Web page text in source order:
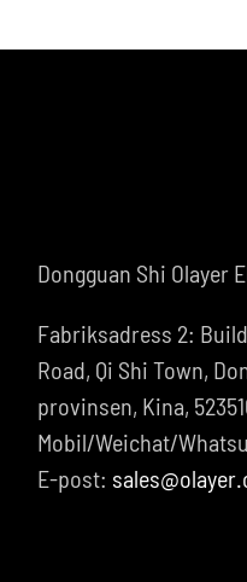
Dongguan Shi Olayer
Fabriksadress 2:
Road, Qi Shi Town,
provinsen, Kina,
Mobil/Weichat/
E-post: